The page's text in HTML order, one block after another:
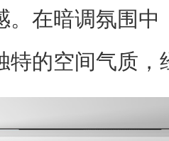
。在暗调氛围
特的空间气质，